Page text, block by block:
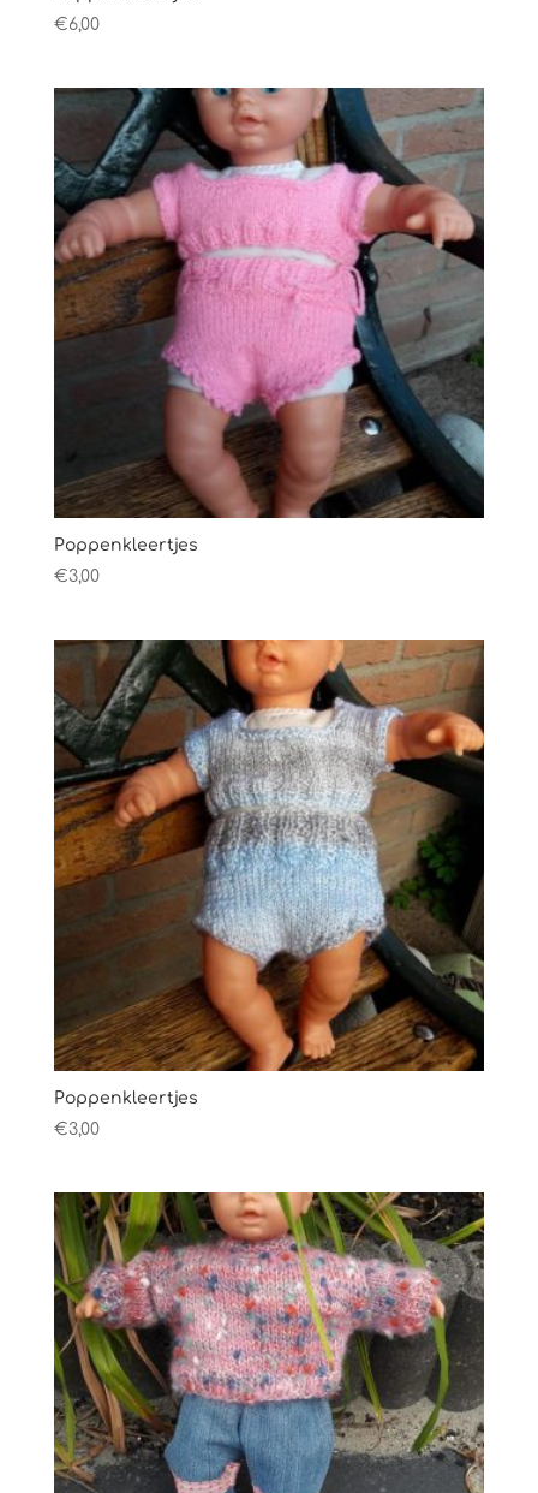
€6,00
Poppenkleertjes
€3,00
Poppenkleertjes
€3,00